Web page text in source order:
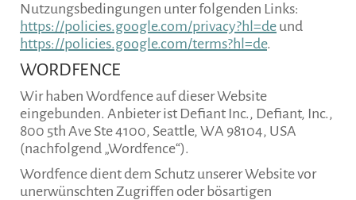
Nutzungsbedingungen unter folgenden Links:
https://policies.google.com/privacy?hl=de und
https://policies.google.com/terms?hl=de.
WORDFENCE
Wir haben Wordfence auf dieser Website
eingebunden. Anbieter ist Defiant Inc., Defiant, Inc.,
800 5th Ave Ste 4100, Seattle, WA 98104, USA
(nachfolgend „Wordfence“).
Wordfence dient dem Schutz unserer Website vor
unerwünschten Zugriffen oder bösartigen